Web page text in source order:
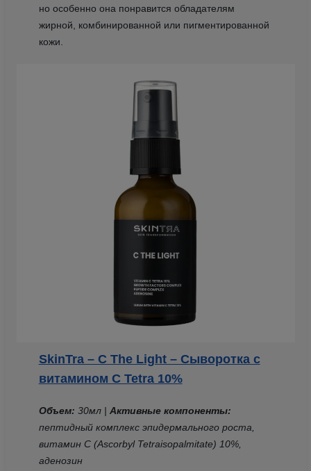
но особенно она понравится обладателям
жирной, комбинированной или пигментированной
кожи.
SkinTra – C The Light – Сыворотка с
витамином С Tetra 10%
Объем: 30мл | Активные компоненты:
пептидный комплекс эпидермального роста,
витамин С (Ascorbyl Tetraisopalmitate) 10%,
аденозин